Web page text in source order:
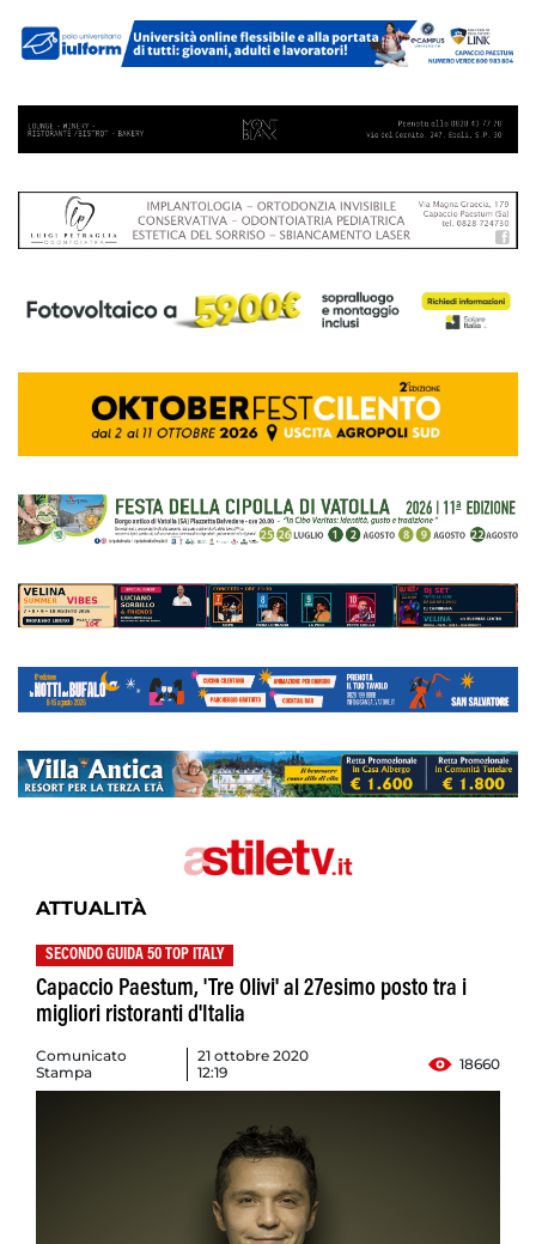
ATTUALITÀ
SECONDO GUIDA 50 TOP ITALY
Capaccio Paestum, 'Tre Olivi' al 27esimo posto tra i
migliori ristoranti d'Italia
Comunicato
Stampa
21 ottobre 2020
12:19
18660